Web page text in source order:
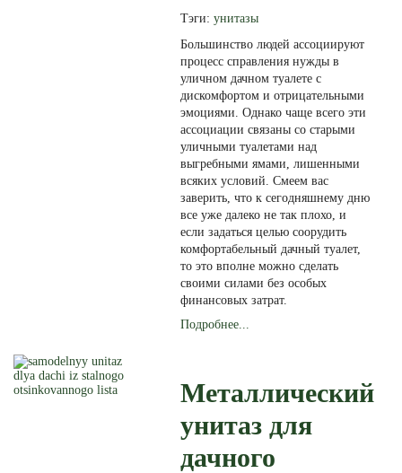
Тэги:унитазы
Большинство людей ассоциируют
процесс справления нужды в
уличном дачном туалете с
дискомфортом и отрицательными
эмоциями. Однако чаще всего эти
ассоциации связаны со старыми
уличными туалетами над
выгребными ямами, лишенными
всяких условий. Смеем вас
заверить, что к сегодняшнему дню
все уже далеко не так плохо, и
если задаться целью соорудить
комфортабельный дачный туалет,
то это вполне можно сделать
своими силами без особых
финансовых затрат.
Подробнее...
Металлический
унитаз для
дачного